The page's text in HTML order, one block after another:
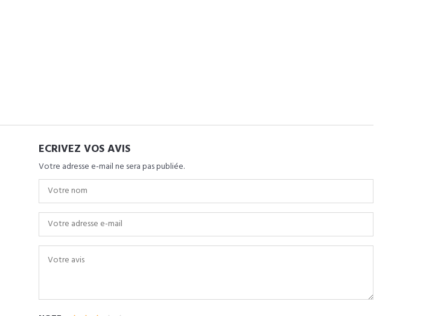
ECRIVEZ VOS AVIS
Votre adresse e-mail ne sera pas publiée.